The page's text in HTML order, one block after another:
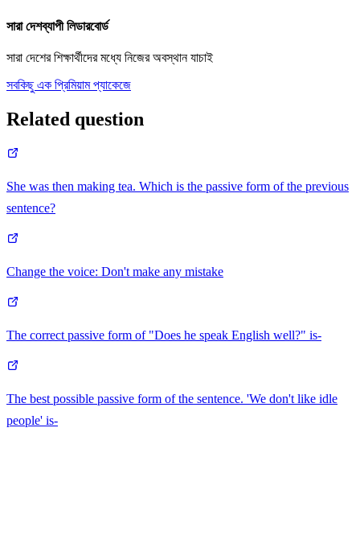
সারা দেশব্যাপী লিডারবোর্ড
সারা দেশের শিক্ষার্থীদের মধ্যে নিজের অবস্থান যাচাই
সবকিছু এক প্রিমিয়াম প্যাকেজে
Related question
She was then making tea. Which is the passive form of the previous
sentence?
Change the voice: Don't make any mistake
The correct passive form of "Does he speak English well?" is-
The best possible passive form of the sentence. 'We don't like idle
people' is-